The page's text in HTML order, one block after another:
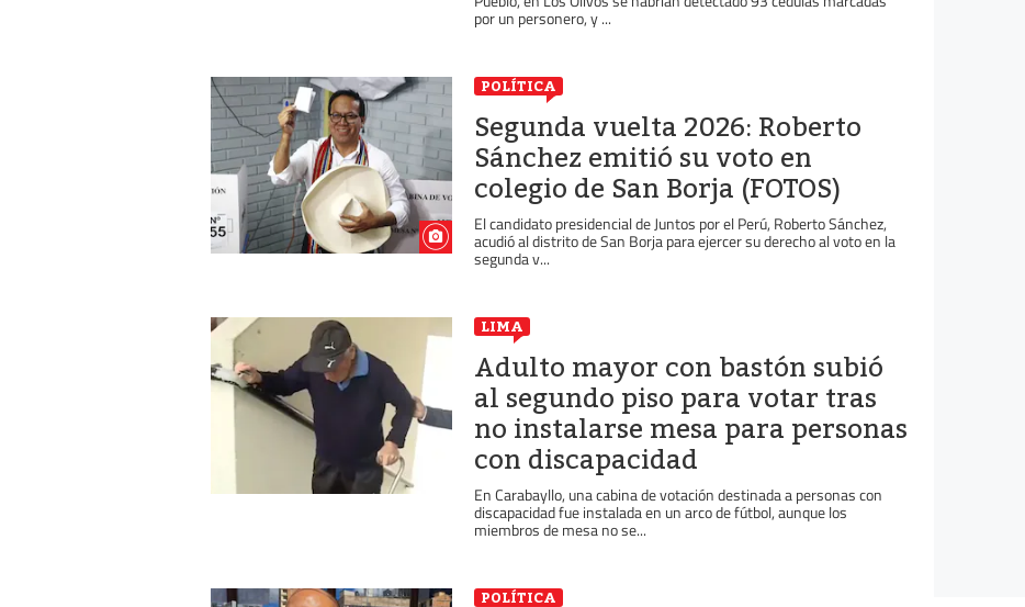
por un personero, y ...
POLÍTICA
Segunda vuelta 2026: Roberto
Sánchez emitió su voto en
colegio de San Borja (FOTOS)
El candidato presidencial de Juntos por el Perú, Roberto Sánchez,
acudió al distrito de San Borja para ejercer su derecho al voto en la
segunda v...
LIMA
Adulto mayor con bastón subió
al segundo piso para votar tras
no instalarse mesa para personas
con discapacidad
En Carabayllo, una cabina de votación destinada a personas con
discapacidad fue instalada en un arco de fútbol, aunque los
miembros de mesa no se...
POLÍTICA